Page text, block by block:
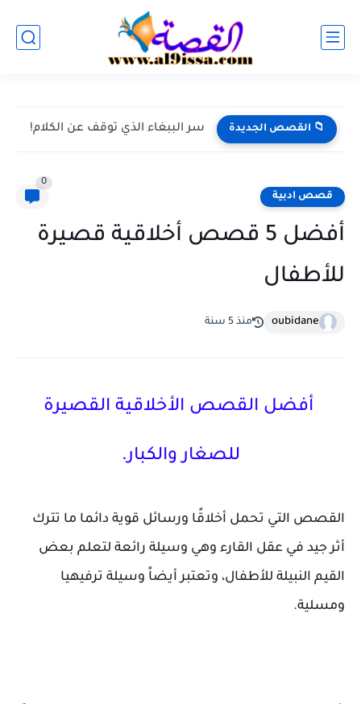
📁 القصص الجديدة الدب الصغير الذي لم يحب النوم، قصة أطفال عن أهمية...
قصص ادبية
0
أفضل 5 قصص أخلاقية قصيرة
للأطفال
oubidane منذ 5 سنة
أفضل القصص الأخلاقية القصيرة
للصغار والكبار.
القصص التي تحمل أخلاقًا ورسائل قوية دائما ما تترك
أثر جيد في عقل القارء وهي وسيلة رائعة لتعلم بعض
القيم النبيلة للأطفال، وتعتبر أيضاً وسيلة ترفيهيا
ومسلية.